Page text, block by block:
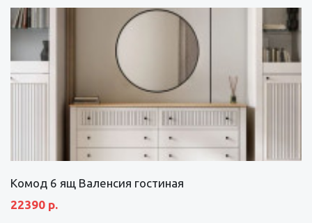
Комод 6 ящ Валенсия гостиная
22390 р.